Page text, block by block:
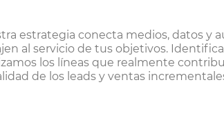
estrategia conecta medios, datos y
al servicio de tus objetivos.
los líneas que realmente
de los leads y ventas